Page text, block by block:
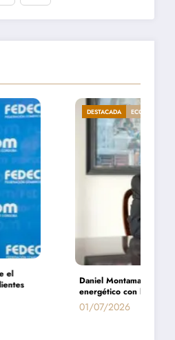
EMPRESAS
pagamos el costo del populismo
gas»